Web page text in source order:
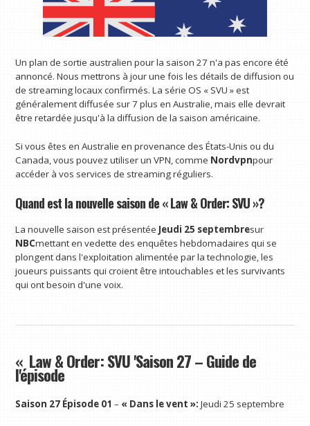
Un plan de sortie australien pour la saison 27 n'a pas encore été
annoncé. Nous mettrons à jour une fois les détails de diffusion ou
de streaming locaux confirmés. La série OS « SVU » est
généralement diffusée sur 7 plus en Australie, mais elle devrait
être retardée jusqu'à la diffusion de la saison américaine.
Si vous êtes en Australie en provenance des États-Unis ou du
Canada, vous pouvez utiliser un VPN, comme Nordvpnpour
accéder à vos services de streaming réguliers.
Quand est la nouvelle saison de « Law & Order: SVU »?
La nouvelle saison est présentée Jeudi 25 septembresur
NBCmettant en vedette des enquêtes hebdomadaires qui se
plongent dans l'exploitation alimentée par la technologie, les
joueurs puissants qui croient être intouchables et les survivants
qui ont besoin d'une voix.
« Law & Order: SVU 'Saison 27 – Guide de
l'épisode
Saison 27 Épisode 01– « Dans le vent »:Jeudi 25 septembre